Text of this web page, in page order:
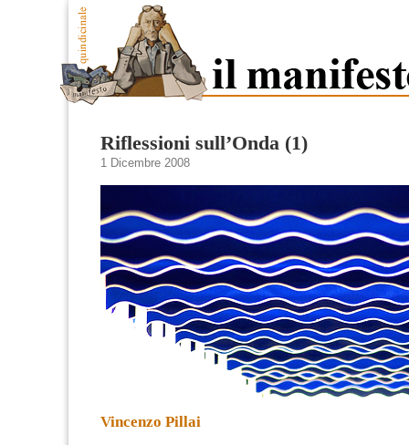
Riflessioni sull’Onda (1)
1 Dicembre 2008
Vincenzo Pillai